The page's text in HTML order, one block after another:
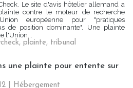
Le site d'avis hôtelier allemand a
contre le moteur de recherche
européenne pour "pratiques
de position dominante". Une plainte
l'Union...
, plainte, tribunal
une plainte pour entente sur
Hébergement